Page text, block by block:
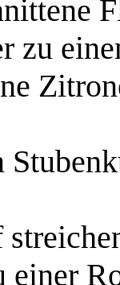
zu
einer